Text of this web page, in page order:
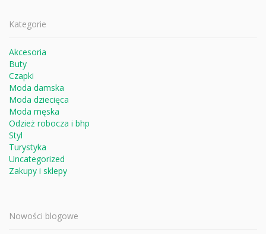
Kategorie
Akcesoria
Buty
Czapki
Moda damska
Moda dziecięca
Moda męska
Odzież robocza i bhp
Styl
Turystyka
Uncategorized
Zakupy i sklepy
Nowości blogowe